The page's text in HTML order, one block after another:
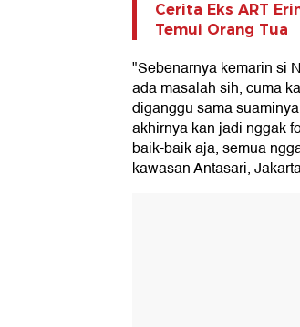
Cerita Eks ART
Temui Orang Tua
"Sebenarnya kemarin si
ada masalah sih, cuma
diganggu sama
akhirnya kan jadi nggak
baik-baik aja, semua
kawasan Antasari,